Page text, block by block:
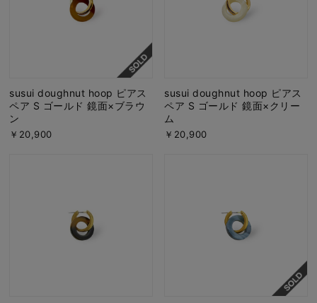
susui doughnut hoop ピアス
ペア S ゴールド 鏡面×ブラウ
ン
￥20,900
susui doughnut hoop ピアス
ペア S ゴールド 鏡面×クリー
ム
￥20,900